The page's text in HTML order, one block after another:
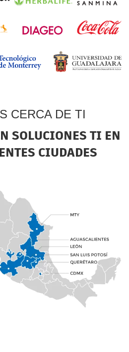
CERCA DE TI
SOLUCIONES TI EN
CIUDADES